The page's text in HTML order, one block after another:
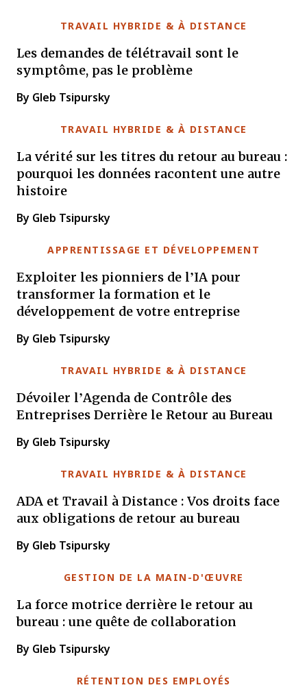
TRAVAIL HYBRIDE & À DISTANCE
Les demandes de télétravail sont le
symptôme, pas le problème
By Gleb Tsipursky
TRAVAIL HYBRIDE & À DISTANCE
La vérité sur les titres du retour au bureau :
pourquoi les données racontent une autre
histoire
By Gleb Tsipursky
APPRENTISSAGE ET DÉVELOPPEMENT
Exploiter les pionniers de l’IA pour
transformer la formation et le
développement de votre entreprise
By Gleb Tsipursky
TRAVAIL HYBRIDE & À DISTANCE
Dévoiler l’Agenda de Contrôle des
Entreprises Derrière le Retour au Bureau
By Gleb Tsipursky
TRAVAIL HYBRIDE & À DISTANCE
ADA et Travail à Distance : Vos droits face
aux obligations de retour au bureau
By Gleb Tsipursky
GESTION DE LA MAIN-D'ŒUVRE
La force motrice derrière le retour au
bureau : une quête de collaboration
By Gleb Tsipursky
RÉTENTION DES EMPLOYÉS